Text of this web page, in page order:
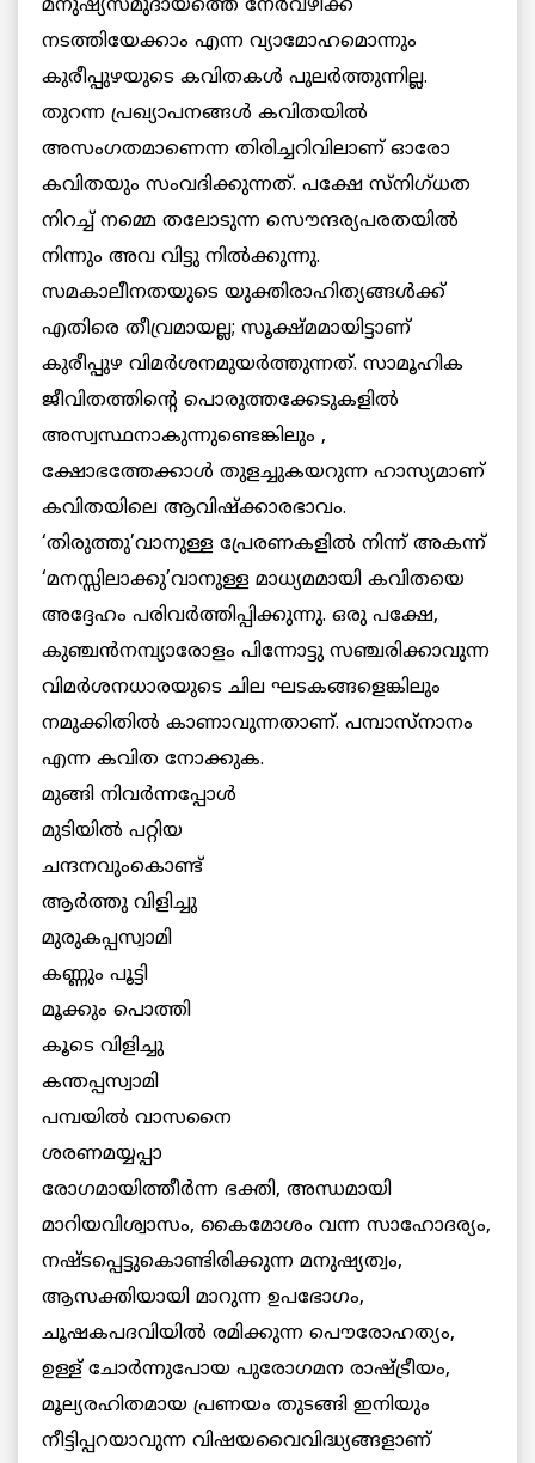
മനുഷ്യസമുദായത്തെ നേര്‍വഴിക്ക്
നടത്തിയേക്കാം എന്ന വ്യാമോഹമൊന്നും
കുരീപ്പുഴയുടെ കവിതകള്‍ പുലര്‍ത്തുന്നില്ല.
തുറന്ന പ്രഖ്യാപനങ്ങള്‍ കവിതയില്‍
അസംഗതമാണെന്ന തിരിച്ചറിവിലാണ് ഓരോ
കവിതയും സംവദിക്കുന്നത്. പക്ഷേ സ്നിഗ്ധത
നിറച്ച് നമ്മെ തലോടുന്ന സൌന്ദര്യപരതയില്‍
നിന്നും അവ വിട്ടു നില്‍ക്കുന്നു.
സമകാലീനതയുടെ യുക്തിരാഹിത്യങ്ങള്‍ക്ക്
എതിരെ തീവ്രമായല്ല; സൂക്ഷ്മമായിട്ടാണ്
കുരീപ്പുഴ വിമര്‍ശനമുയര്‍ത്തുന്നത്. സാമൂഹിക
ജീവിതത്തിന്റെ പൊരുത്തക്കേടുകളില്‍
അസ്വസ്ഥനാകുന്നുണ്ടെങ്കിലും ,
ക്ഷോഭത്തേക്കാള്‍ തുളച്ചുകയറുന്ന ഹാസ്യമാണ്
കവിതയിലെ ആവിഷ്ക്കാരഭാവം.
‘തിരുത്തു’വാനുള്ള പ്രേരണകളില്‍ നിന്ന് അകന്ന്
‘മനസ്സിലാക്കു’വാനുള്ള മാധ്യമമായി കവിതയെ
അദ്ദേഹം പരിവര്‍ത്തിപ്പിക്കുന്നു. ഒരു പക്ഷേ,
കുഞ്ചന്‍നമ്പ്യാരോളം പിന്നോട്ടു സഞ്ചരിക്കാവുന്ന
വിമര്‍ശനധാരയുടെ ചില ഘടകങ്ങളെങ്കിലും
നമുക്കിതില്‍ കാണാവുന്നതാണ്. പമ്പാസ്നാനം
എന്ന കവിത നോക്കുക.
മുങ്ങി നിവര്‍ന്നപ്പോള്‍
മുടിയില്‍ പറ്റിയ
ചന്ദനവുംകൊണ്ട്
ആര്‍ത്തു വിളിച്ചു
മുരുകപ്പസ്വാമി
കണ്ണും പൂട്ടി
മൂക്കും പൊത്തി
കൂടെ വിളിച്ചു
കന്തപ്പസ്വാമി
പമ്പയില്‍ വാസനൈ
ശരണമയ്യപ്പാ
രോഗമായിത്തീര്‍ന്ന ഭക്തി, അന്ധമായി
മാറിയവിശ്വാസം, കൈമോശം വന്ന സാഹോദര്യം,
നഷ്ടപ്പെട്ടുകൊണ്ടിരിക്കുന്ന മനുഷ്യത്വം,
ആസക്തിയായി മാറുന്ന ഉപഭോഗം,
ചൂഷകപദവിയില്‍ രമിക്കുന്ന പൌരോഹത്യം,
ഉള്ള് ചോര്‍ന്നുപോയ പുരോഗമന രാഷ്ട്രീയം,
മൂല്യരഹിതമായ പ്രണയം തുടങ്ങി ഇനിയും
നീട്ടിപ്പറയാവുന്ന വിഷയവൈവിദ്ധ്യങ്ങളാണ്